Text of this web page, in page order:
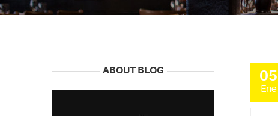
05
Ene
ABOUT BLOG